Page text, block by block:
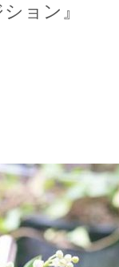
ョン』